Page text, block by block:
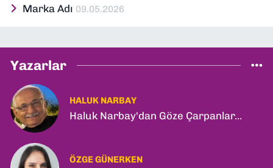
Marka Adı 09.05.2026
Yazarlar
HALUK NARBAY
Haluk Narbay'dan Göze Çarpanlar...
ÖZGE GÜNERKEN